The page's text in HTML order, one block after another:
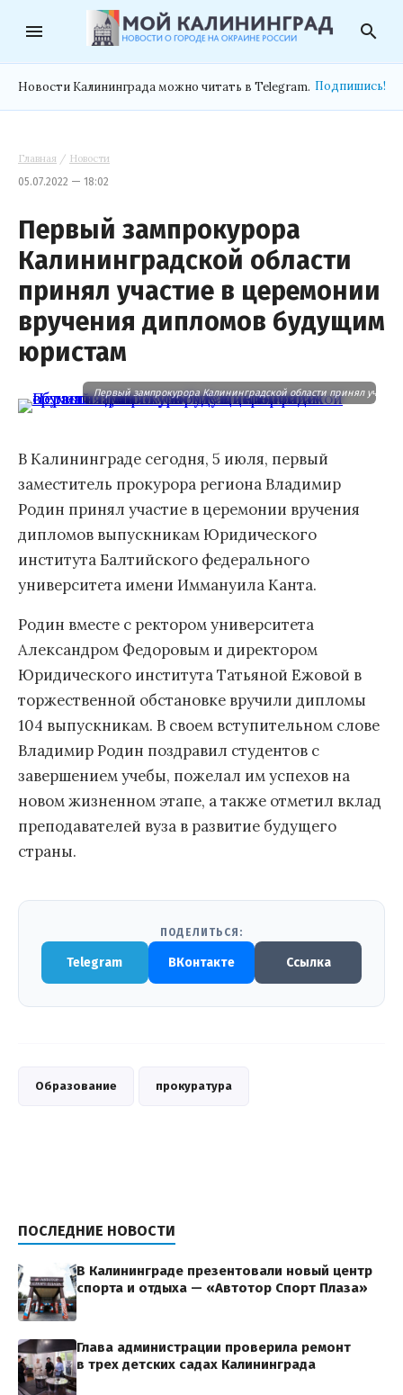
menu search
Новости Калининграда можно читать в Telegram. Подпишись!
Главная / Новости
05.07.2022 — 18:02
Первый зампрокурора
Калининградской области
принял участие в церемонии
вручения дипломов будущим
юристам
Первый зампрокурора Калининградской области принял
В Калининграде сегодня, 5 июля, первый
заместитель прокурора региона Владимир
Родин принял участие в церемонии вручения
дипломов выпускникам Юридического
института Балтийского федерального
университета имени Иммануила Канта.
Родин вместе с ректором университета
Александром Федоровым и директором
Юридического института Татьяной Ежовой в
торжественной обстановке вручили дипломы
104 выпускникам. В своем вступительном слове
Владимир Родин поздравил студентов с
завершением учебы, пожелал им успехов на
новом жизненном этапе, а также отметил вклад
преподавателей вуза в развитие будущего
страны.
ПОДЕЛИТЬСЯ:
Telegram ВКонтакте Ссылка
Образование прокуратура
ПОСЛЕДНИЕ НОВОСТИ
В Калининграде презентовали новый центр
спорта и отдыха — «Автотор Спорт Плаза»
Глава администрации проверила ремонт
в трех детских садах Калининграда